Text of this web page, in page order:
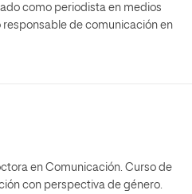
como periodista en medios
responsable de comunicación en
en Comunicación. Curso de
con perspectiva de género.